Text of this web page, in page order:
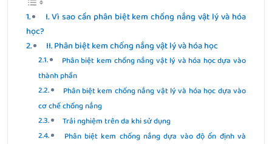
I. Vì sao cần phân biệt kem chống nắng vật lý và hóa
học?
II. Phân biệt kem chống nắng vật lý và hóa học
Phân biệt kem chống nắng vật lý và hóa học dựa vào
thành phần
Phân biệt kem chống nắng vật lý và hóa học dựa vào
cơ chế chống nắng
Trải nghiệm trên da khi sử dụng
Phân biệt kem chống nắng dựa vào độ ổn định và